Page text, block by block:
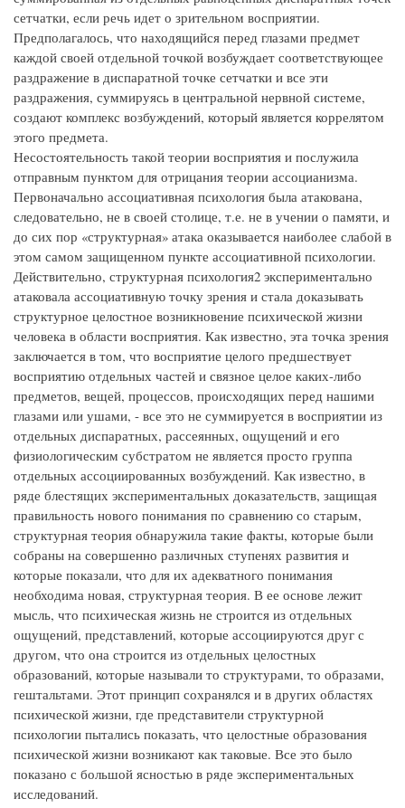
сетчатки, если речь идет о зрительном восприятии.
Предполагалось, что находящийся перед глазами предмет
каждой своей отдельной точкой возбуждает соответствующее
раздражение в диспаратной точке сетчатки и все эти
раздражения, суммируясь в центральной нервной системе,
создают комплекс возбуждений, который является коррелятом
этого предмета.
Несостоятельность такой теории восприятия и послужила
отправным пунктом для отрицания теории ассоцианизма.
Первоначально ассоциативная психология была атакована,
следовательно, не в своей столице, т.е. не в учении о памяти, и
до сих пор «структурная» атака оказывается наиболее слабой в
этом самом защищенном пункте ассоциативной психологии.
Действительно, структурная психология2 экспериментально
атаковала ассоциативную точку зрения и стала доказывать
структурное целостное возникновение психической жизни
человека в области восприятия. Как известно, эта точка зрения
заключается в том, что восприятие целого предшествует
восприятию отдельных частей и связное целое каких-либо
предметов, вещей, процессов, происходящих перед нашими
глазами или ушами, - все это не суммируется в восприятии из
отдельных диспаратных, рассеянных, ощущений и его
физиологическим субстратом не является просто группа
отдельных ассоциированных возбуждений. Как известно, в
ряде блестящих экспериментальных доказательств, защищая
правильность нового понимания по сравнению со старым,
структурная теория обнаружила такие факты, которые были
собраны на совершенно различных ступенях развития и
которые показали, что для их адекватного понимания
необходима новая, структурная теория. В ее основе лежит
мысль, что психическая жизнь не строится из отдельных
ощущений, представлений, которые ассоциируются друг с
другом, что она строится из отдельных целостных
образований, которые называли то структурами, то образами,
гештальтами. Этот принцип сохранялся и в других областях
психической жизни, где представители структурной
психологии пытались показать, что целостные образования
психической жизни возникают как таковые. Все это было
показано с большой ясностью в ряде экспериментальных
исследований.